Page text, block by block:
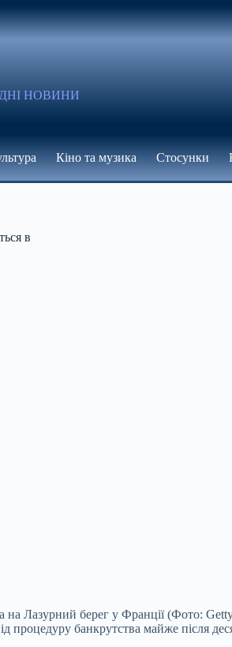
НОВИНИ
Кіно та музика Стосунки
в
на Лазурний берег у Франції (Фото:
процедуру банкрутства майже після